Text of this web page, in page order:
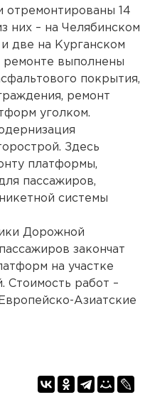
14
них – на Челябинском
две на Курганском
ремонте выполнены
покрытия,
ремонт
уголком.
Здесь
платформы,
пассажиров,
системы
Дорожной
закончат
на участке
Стоимость работ –
Азиатские